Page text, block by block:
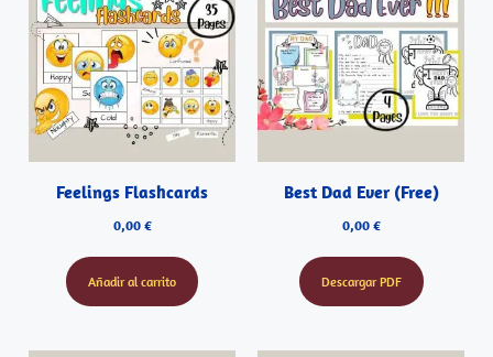
Feelings Flashcards
0,00 €
Añadir al carrito
Best Dad Ever (Free)
0,00 €
Descargar PDF